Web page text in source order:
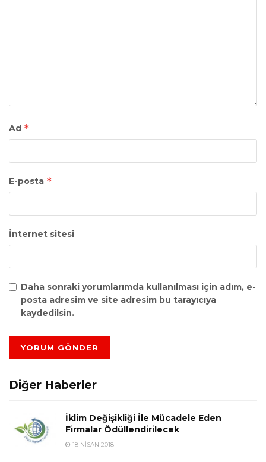
Ad *
E-posta *
İnternet sitesi
Daha sonraki yorumlarımda kullanılması için adım, e-
posta adresim ve site adresim bu tarayıcıya
kaydedilsin.
Diğer Haberler
İklim Değişikliği İle Mücadele Eden
Firmalar Ödüllendirilecek
18 NISAN 2018